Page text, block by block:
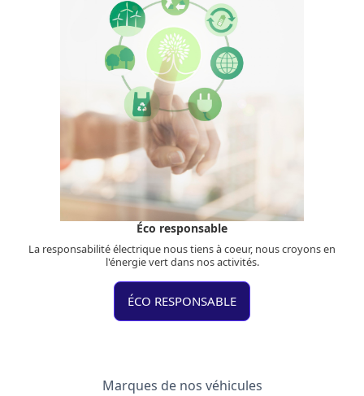
Éco responsable
La responsabilité électrique nous tiens à coeur, nous croyons en
l'énergie vert dans nos activités.
ÉCO RESPONSABLE
Marques de nos véhicules